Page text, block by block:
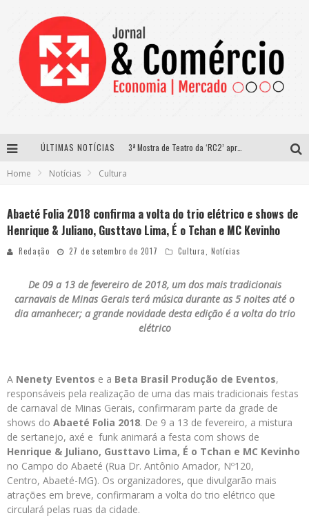
ÚLTIMAS NOTÍCIAS 3ª Mostra de Teatro da ‘RC2’ apresenta ‘seis espetáculos’ imperdíveis para o público ‘infantil e adulto’ assistir no conforto de casa pelo canal do Youtube
É possível planejar algo na pandemia?
Home Notícias Cultura
Abaeté Folia 2018 confirma a volta do trio elétrico e shows de
Henrique & Juliano, Gusttavo Lima, É o Tchan e MC Kevinho
Redação 27 de setembro de 2017 Cultura Notícias
De 09 a 13 de fevereiro de 2018, um dos mais tradicionais
carnavais de Minas Gerais terá música durante as 5 noites até o
dia amanhecer; a grande novidade desta edição é a volta do trio
elétrico
A Nenety Eventos e a Beta Brasil Produção de Eventos,
responsáveis pela realização de uma das mais tradicionais festas
de carnaval de Minas Gerais, confirmaram parte da grade de
shows do Abaeté Folia 2018. De 9 a 13 de fevereiro, a mistura
de sertanejo, axé e funk animará a festa com shows de
Henrique & Juliano, Gusttavo Lima, É o Tchan e MC Kevinho
no Campo do Abaeté (Rua Dr. Antônio Amador, Nº120,
Centro, Abaeté-MG). Os organizadores, que divulgarão mais
atrações em breve, confirmaram a volta do trio elétrico que
circulará pelas ruas da cidade.